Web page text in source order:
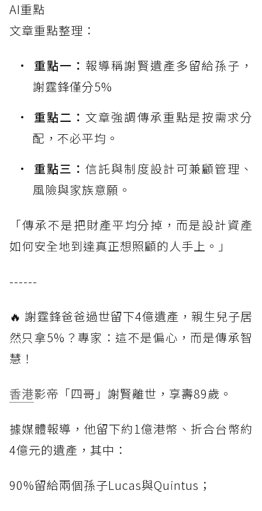
AI重點
文章重點整理：
重點一： 報導稱謝賢遺產多留給孫子，
謝霆鋒僅分5%
重點二： 文章強調傳承重點是按需求分
配，不必平均。
重點三：信託與制度設計可兼顧管理、
風險與家族意願。
「傳承不是把財產平均分掉，而是設計資產
如何安全地到達真正想照顧的人手上。」
------
🔥 謝霆鋒爸爸過世留下4億遺產，親生兒子居
然只拿5%？專家：這不是偏心，而是傳承智
慧！
香港影帝「四哥」謝賢離世，享壽89歲。
據媒體報導，他留下約1億港幣、折合台幣約
4億元的遺產，其中：
90%留給兩個孫子Lucas與Quintus；